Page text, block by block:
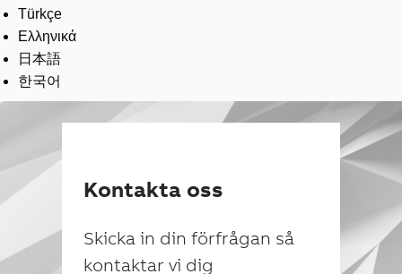
Türkçe
Ελληνικά
日本語
한국어
Kontakta oss
Skicka in din förfrågan så
kontaktar vi dig